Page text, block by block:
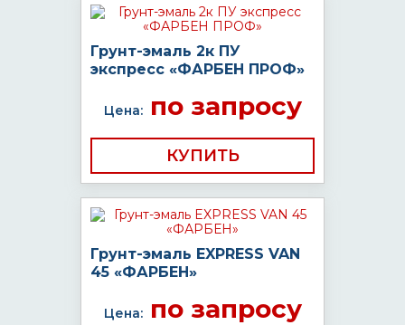
Грунт-эмаль 2к ПУ
экспресс «ФАРБЕН ПРОФ»
Цена:по запросу
КУПИТЬ
Грунт-эмаль EXPRESS VAN
45 «ФАРБЕН»
Цена:по запросу